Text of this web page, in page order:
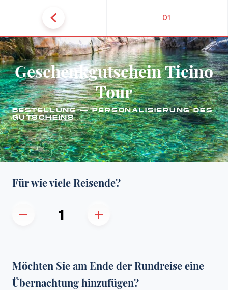
01
Geschenkgutschein Ticino
Tour
BESTELLUNG — PERSONALISIERUNG DES
GUTSCHEINS
Für wie viele Reisende?
Möchten Sie am Ende der Rundreise eine
Übernachtung hinzufügen?